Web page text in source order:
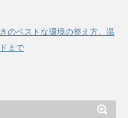
のベストな環境の整え方。温
まで